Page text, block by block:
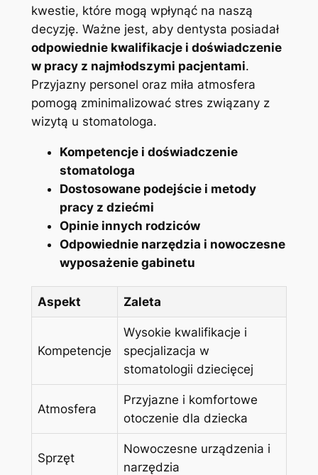
kwestie, które mogą wpłynąć na naszą
decyzję. Ważne jest, aby dentysta posiadał
odpowiednie kwalifikacje i doświadczenie
w pracy z najmłodszymi pacjentami.
Przyjazny personel oraz miła atmosfera
pomogą zminimalizować stres związany z
wizytą u stomatologa.
Kompetencje i doświadczenie
stomatologa
Dostosowane podejście i metody
pracy z dziećmi
Opinie innych rodziców
Odpowiednie narzędzia i nowoczesne
wyposażenie gabinetu
Aspekt Zaleta
Kompetencje
Wysokie kwalifikacje i
specjalizacja w
stomatologii dziecięcej
Atmosfera
Przyjazne i komfortowe
otoczenie dla dziecka
Sprzęt
Nowoczesne urządzenia i
narzędzia